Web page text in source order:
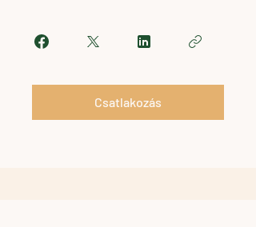
Csatlakozás